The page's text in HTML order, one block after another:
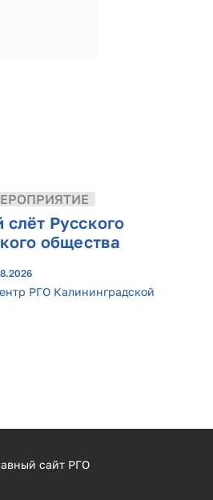
Русского
общества
РГО Калининградской
сайт РГО